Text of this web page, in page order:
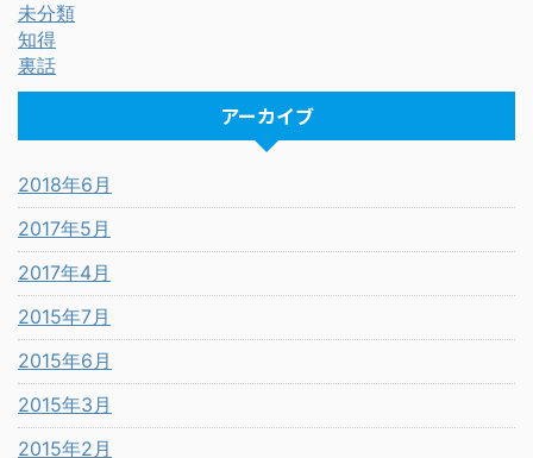
未分類
知得
裏話
アーカイブ
2018年6月
2017年5月
2017年4月
2015年7月
2015年6月
2015年3月
2015年2月